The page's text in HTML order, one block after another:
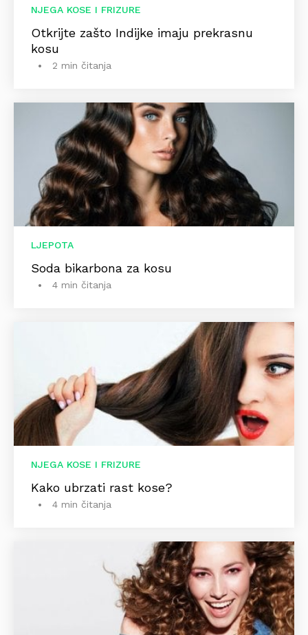
NJEGA KOSE I FRIZURE
Otkrijte zašto Indijke imaju prekrasnu
kosu
2 min čitanja
LJEPOTA
Soda bikarbona za kosu
4 min čitanja
NJEGA KOSE I FRIZURE
Kako ubrzati rast kose?
4 min čitanja